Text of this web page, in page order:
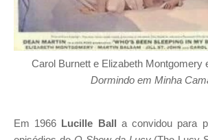
Carol Burnett e Elizabeth Montgomery
Dormindo em Minha
Em 1966 Lucille Ball a convidou para